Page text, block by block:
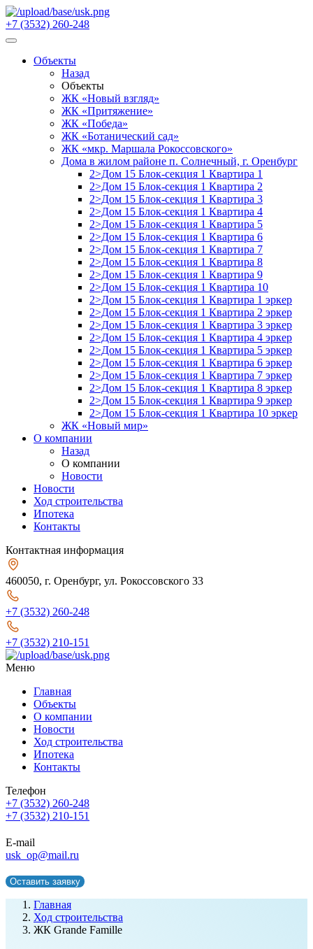
+7 (3532) 260-248
Объекты
Назад
Объекты
ЖК «Новый взгляд»
ЖК «Притяжение»
ЖК «Победа»
ЖК «Ботанический сад»
ЖК «мкр. Маршала Рокоссовского»
Дома в жилом районе п. Солнечный, г. Оренбург
2>Дом 15 Блок-секция 1 Квартира 1
2>Дом 15 Блок-секция 1 Квартира 2
2>Дом 15 Блок-секция 1 Квартира 3
2>Дом 15 Блок-секция 1 Квартира 4
2>Дом 15 Блок-секция 1 Квартира 5
2>Дом 15 Блок-секция 1 Квартира 6
2>Дом 15 Блок-секция 1 Квартира 7
2>Дом 15 Блок-секция 1 Квартира 8
2>Дом 15 Блок-секция 1 Квартира 9
2>Дом 15 Блок-секция 1 Квартира 10
2>Дом 15 Блок-секция 1 Квартира 1 эркер
2>Дом 15 Блок-секция 1 Квартира 2 эркер
2>Дом 15 Блок-секция 1 Квартира 3 эркер
2>Дом 15 Блок-секция 1 Квартира 4 эркер
2>Дом 15 Блок-секция 1 Квартира 5 эркер
2>Дом 15 Блок-секция 1 Квартира 6 эркер
2>Дом 15 Блок-секция 1 Квартира 7 эркер
2>Дом 15 Блок-секция 1 Квартира 8 эркер
2>Дом 15 Блок-секция 1 Квартира 9 эркер
2>Дом 15 Блок-секция 1 Квартира 10 эркер
ЖК «Новый мир»
О компании
Назад
О компании
Новости
Новости
Ход строительства
Ипотека
Контакты
Контактная информация
460050, г. Оренбург, ул. Рокоссовского 33
+7 (3532) 260-248
+7 (3532) 210-151
Меню
Главная
Объекты
О компании
Новости
Ход строительства
Ипотека
Контакты
Телефон
+7 (3532) 260-248
+7 (3532) 210-151
E-mail
usk_op@mail.ru
Оставить заявку
Главная
Ход строительства
ЖК Grande Famille